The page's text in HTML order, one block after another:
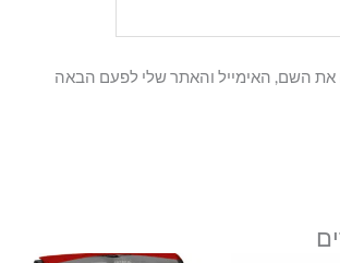
את השם, האימייל והאתר שלי לפעם הבאה